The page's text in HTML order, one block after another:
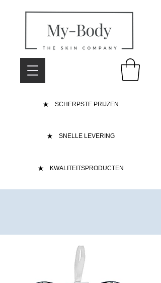
SCHERPSTE PRIJZEN
SNELLE LEVERING
KWALITEITSPRODUCTEN